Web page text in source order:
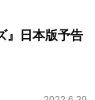
』日本版予告